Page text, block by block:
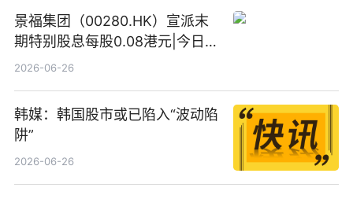
景福集团（00280.HK）宣派末
期特别股息每股0.08港元|今日快
看
2026-06-26
韩媒：韩国股市或已陷入“波动陷
阱”
2026-06-26